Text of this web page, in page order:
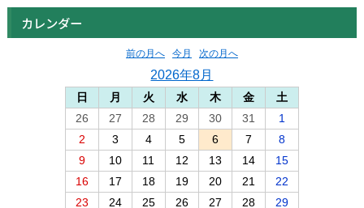
カレンダー
前の月へ 今月 次の月へ
2026年8月
日 月 火 水 木 金
土
26
27 28 29 30 31
1
2
3 4 5 6 7
8
9
10 11 12 13 14
15
16
17 18 19 20 21
22
23
24 25 26 27 28 29